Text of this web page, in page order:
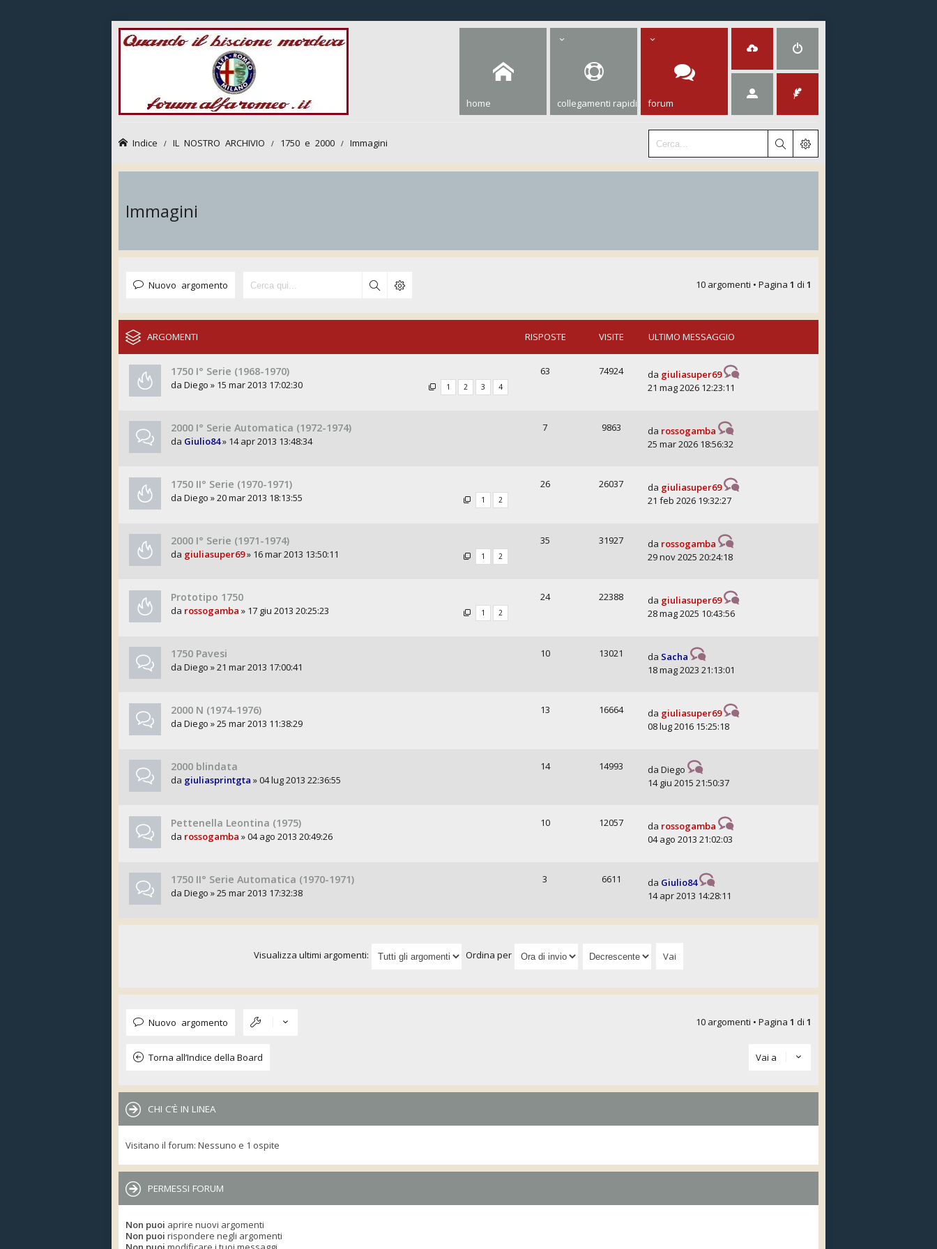
home collegamenti rapidi forum
Indice IL NOSTRO ARCHIVIO 1750 e 2000 Immagini
Immagini
Nuovo argomento 10 argomenti • Pagina 1 di 1
ARGOMENTI RISPOSTE VISITE ULTIMO MESSAGGIO
1750 I° Serie (1968-1970)
1 2 3 4
da Diego » 15 mar 2013 17:02:30
63 74924 da giuliasuper69
21 mag 2026 12:23:11
2000 I° Serie Automatica (1972-1974)
da Giulio84» 14 apr 2013 13:48:34
7 9863 da rossogamba
25 mar 2026 18:56:32
1750 II° Serie (1970-1971)
1 2
da Diego » 20 mar 2013 18:13:55
26 26037 da giuliasuper69
21 feb 2026 19:32:27
2000 I° Serie (1971-1974)
1 2
da giuliasuper69» 16 mar 2013 13:50:11
35 31927 da rossogamba
29 nov 2025 20:24:18
Prototipo 1750
1 2
da rossogamba » 17 giu 2013 20:25:23
24 22388 da giuliasuper69
28 mag 2025 10:43:56
1750 Pavesi
da Diego » 21 mar 2013 17:00:41
10 13021 da Sacha
18 mag 2023 21:13:01
2000 N (1974-1976)
da Diego » 25 mar 2013 11:38:29
13 16664 da giuliasuper69
08 lug 2016 15:25:18
2000 blindata
da giuliasprintgta » 04 lug 2013 22:36:55
14 14993 da Diego
14 giu 2015 21:50:37
Pettenella Leontina (1975)
da rossogamba » 04 ago 2013 20:49:26
10 12057 da rossogamba
04 ago 2013 21:02:03
1750 II° Serie Automatica (1970-1971)
da Diego » 25 mar 2013 17:32:38
3 6611 da Giulio84
14 apr 2013 14:28:11
Visualizza ultimi argomenti: Ordina per
Nuovo argomento 10 argomenti • Pagina 1 di 1
Torna all’Indice della Board Vai a
CHI C’È IN LINEA
Visitano il forum: Nessuno e 1 ospite
PERMESSI FORUM
Non puoi aprire nuovi argomenti
Non puoi rispondere negli argomenti